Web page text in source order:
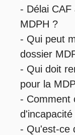
- Délai
MDPH ?
- Qui peut
dossier
- Qui doit
pour la
- Comment
d'incapacité
- Qu'est-ce